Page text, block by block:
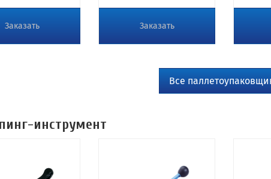
Заказать Заказать
Все
инструмент